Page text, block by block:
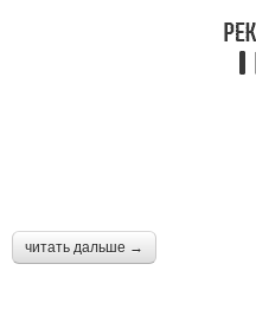
читать дальше →